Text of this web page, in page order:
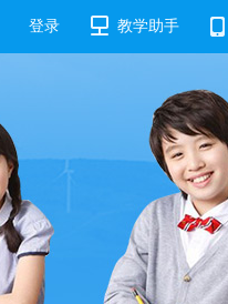
登录 教学助手